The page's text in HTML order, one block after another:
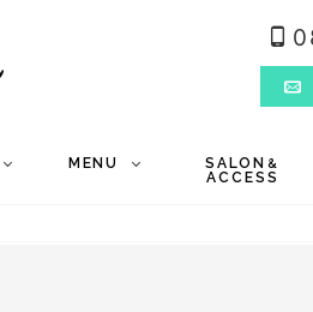
MENU SALON &
ACCESS